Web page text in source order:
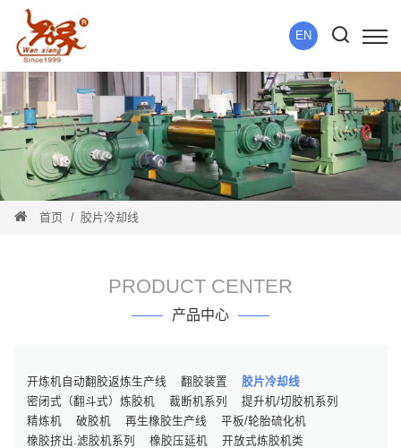
EN
首页 胶片冷却线
PRODUCT CENTER
产品中心
开炼机自动翻胶返炼生产线 翻胶装置
胶片冷却线
密闭式（翻斗式）炼胶机
裁断机系列
提升机/切胶机系列
精炼机
破胶机 再生橡胶生产线
平板/轮胎硫化机
橡胶挤出.滤胶机系列
橡胶压延机 开放式炼胶机类